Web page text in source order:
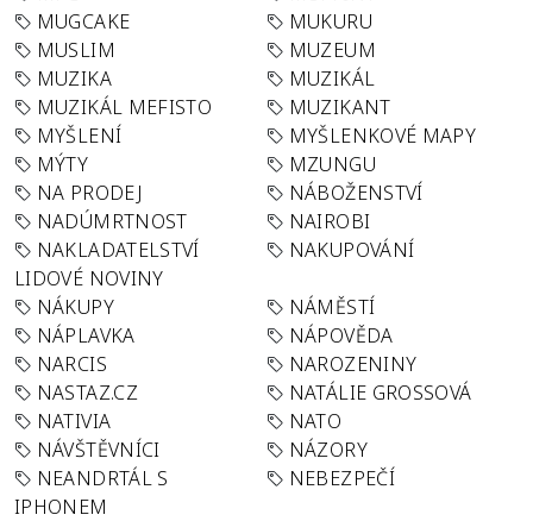
MUGCAKE
MUKURU
MUSLIM
MUZEUM
MUZIKA
MUZIKÁL
MUZIKÁL MEFISTO
MUZIKANT
MYŠLENÍ
MYŠLENKOVÉ MAPY
MÝTY
MZUNGU
NA PRODEJ
NÁBOŽENSTVÍ
NADÚMRTNOST
NAIROBI
NAKLADATELSTVÍ
LIDOVÉ NOVINY
NAKUPOVÁNÍ
NÁKUPY
NÁMĚSTÍ
NÁPLAVKA
NÁPOVĚDA
NARCIS
NAROZENINY
NASTAZ.CZ
NATÁLIE GROSSOVÁ
NATIVIA
NATO
NÁVŠTĚVNÍCI
NÁZORY
NEANDRTÁL S
IPHONEM
NEBEZPEČÍ